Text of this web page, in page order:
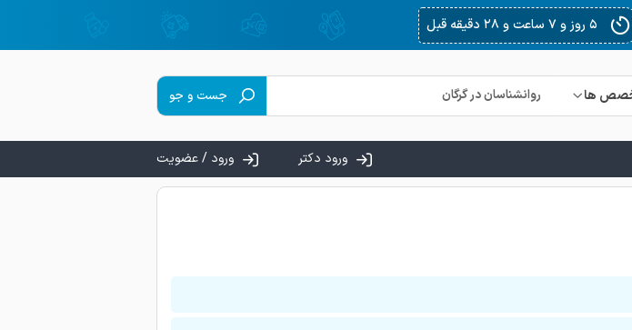
۵ روز و ۹ ساعت و ۱۲ دقیقه قبل
ها جست و جو
ورود دکتر ورود / عضویت